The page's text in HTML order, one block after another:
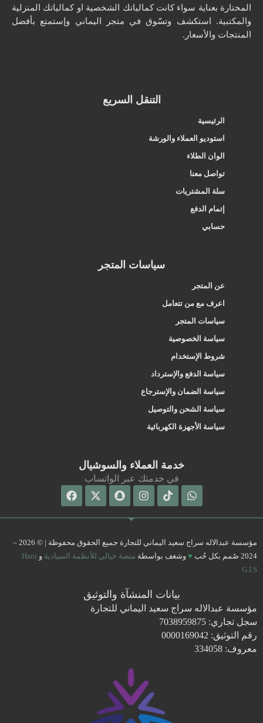
المختارة بعناية سواء كانت كمالياتك الشخصية او كمالياتك المنزلية
والمكتبية. استكشف وتسّوق في متجر اليماني وإستمتع بأفضل
المنتجات والأسعار.
التنقل السريع
الرئيسية
استوديو العملاء والورشة
الوان الطلاء
تواصل معنا
سلة المشتريات
إتمام الدفع
حسابي
سياسات المتجر
عن المتجر
اعرف مع من تتعامل
سياسات المتجر
سياسة الخصوصية
شروط الإستخدام
سياسة الدفع والإسترداد
سياسة الضمان والإسترجاع
سياسة الشحن والتوصيل
سياسة الأجهزة الكهربائية
خدمة العملاء والسوشيال
في خدمتك عبر الواتساب
Whatsapp
Tiktok
Instagram
Snapchat
X-
twitter
Facebook
مؤسسة عبدالاله سراج سعيد اليماني للتجارة جميع الحقوق محفوظة | © 2026 –
2024 صُمم بكل حُب
♥ وشغف بواسطة منصة خيالي للأنظمة السيادية و Hani
G.I.S
بيانات المنشآة والتوثيق
مؤسسة عبدالاله سراج سعيد اليماني للتجارة
سجل تجاري: 7038959875
رقم التوثيق: 0000169042
معروف: 334058